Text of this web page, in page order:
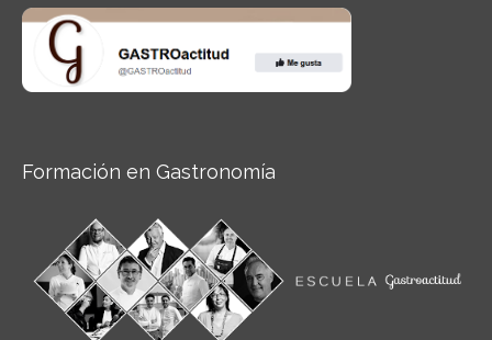
Formación en Gastronomía